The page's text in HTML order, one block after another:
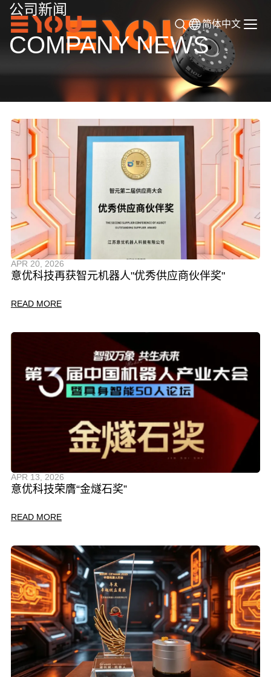
简体中文
公司新闻
COMPANY NEWS
APR 20, 2026
意优科技再获智元机器人"优秀供应商伙伴奖"
READ MORE
APR 13, 2026
意优科技荣膺“金燧石奖”
READ MORE